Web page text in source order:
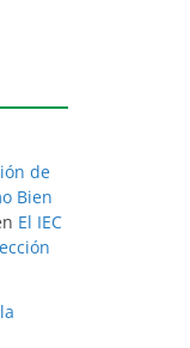
de
Bien
El IEC